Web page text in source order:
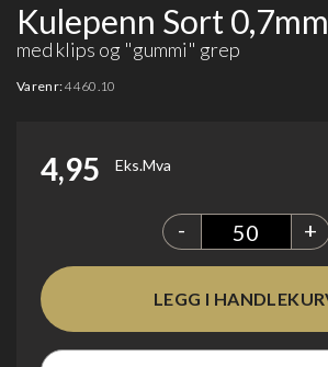
Kulepenn Sort 0,7mm
med klips og "gummi" grep
Varenr:4460.10
4,95 Eks.Mva
- +